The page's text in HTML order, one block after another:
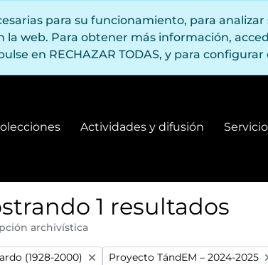
para su funcionamiento, para
web. Para obtener más información,
en RECHAZAR TODAS, y para
y colecciones
Actividades y difusión
Actividades y difusión
1 resultados
archivística
(1928-2000) Remove filter:
Proyecto TándEM – 2024-2025